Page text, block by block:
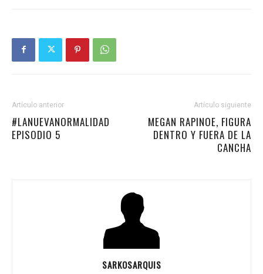
Artículo anterior
#LANUEVANORMALIDAD
EPISODIO 5
Artículo siguiente
MEGAN RAPINOE, FIGURA
DENTRO Y FUERA DE LA
CANCHA
SARKOSARQUIS